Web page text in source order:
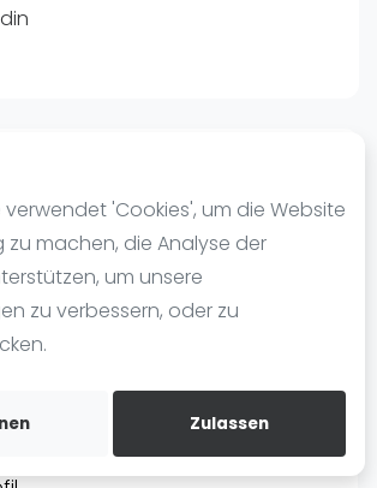
verwendet 'Cookies', um die Website
machen, die Analyse der
um unsere
zu verbessern, oder zu
Zulassen
von Padel
Deutschland
FIP Women